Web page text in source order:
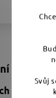
Svůj
uživatele
Chemie